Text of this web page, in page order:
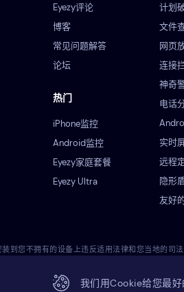
Eyezy评论
博客
常见问题解答
论坛
热门
iPhone监控
Android监控
Eyezy家庭套餐
Eyezy Ultra
计划
文件
网页
连接
神奇
电话
实时
远程
隐形
友好
到您不拥有的设备上违反适用法律和您当地的
我们用Cookie给您最